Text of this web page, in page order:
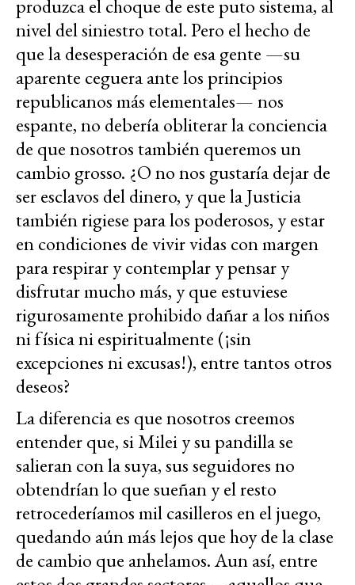
produzca el choque de este puto sistema, al
nivel del siniestro total. Pero el hecho de
que la desesperación de esa gente —su
aparente ceguera ante los principios
republicanos más elementales— nos
espante, no debería obliterar la conciencia
de que nosotros también queremos un
cambio grosso. ¿O no nos gustaría dejar de
ser esclavos del dinero, y que la Justicia
también rigiese para los poderosos, y estar
en condiciones de vivir vidas con margen
para respirar y contemplar y pensar y
disfrutar mucho más, y que estuviese
rigurosamente prohibido dañar a los niños
ni física ni espiritualmente (¡sin
excepciones ni excusas!), entre tantos otros
deseos?
La diferencia es que nosotros creemos
entender que, si Milei y su pandilla se
salieran con la suya, sus seguidores no
obtendrían lo que sueñan y el resto
retrocederíamos mil casilleros en el juego,
quedando aún más lejos que hoy de la clase
de cambio que anhelamos. Aun así, entre